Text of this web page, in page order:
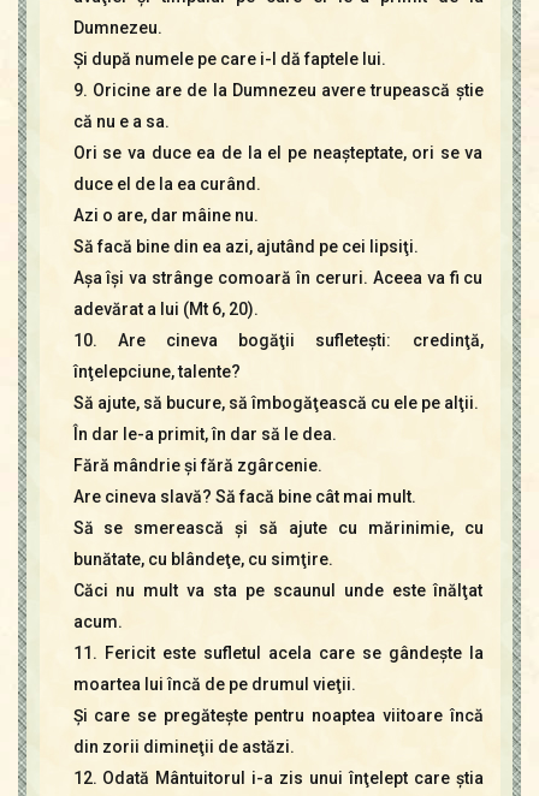
Dumnezeu.
Şi după numele pe care i-l dă faptele lui.
9. Oricine are de la Dumnezeu avere trupească ştie
că nu e a sa.
Ori se va duce ea de la el pe neaşteptate, ori se va
duce el de la ea curând.
Azi o are, dar mâine nu.
Să facă bine din ea azi, ajutând pe cei lipsiţi.
Aşa îşi va strânge comoară în ceruri. Aceea va fi cu
adevărat a lui (Mt 6, 20).
10. Are cineva bogăţii sufleteşti: credinţă,
înţelepciune, talente?
Să ajute, să bucure, să îmbogăţească cu ele pe alţii.
În dar le-a primit, în dar să le dea.
Fără mândrie şi fără zgârcenie.
Are cineva slavă? Să facă bine cât mai mult.
Să se smerească şi să ajute cu mărinimie, cu
bunătate, cu blândeţe, cu simţire.
Căci nu mult va sta pe scaunul unde este înălţat
acum.
11. Fericit este sufletul acela care se gândeşte la
moartea lui încă de pe drumul vieţii.
Şi care se pregăteşte pentru noaptea viitoare încă
din zorii dimineţii de astăzi.
12. Odată Mântuitorul i-a zis unui înţelept care ştia